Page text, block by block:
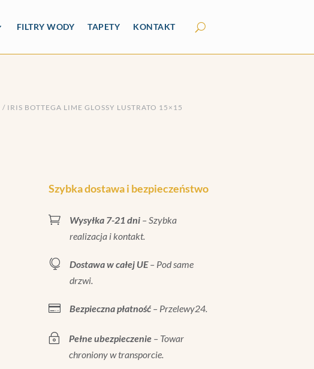
FILTRY WODY TAPETY KONTAKT
/ IRIS BOTTEGA LIME GLOSSY LUSTRATO 15×15
Szybka dostawa i bezpieczeństwo
 Wysyłka 7-21 dni– Szybka
realizacja i kontakt.
 Dostawa w całej UE– Pod same
drzwi.
 Bezpieczna płatność– Przelewy24.
~ Pełne ubezpieczenie– Towar
chroniony w transporcie.